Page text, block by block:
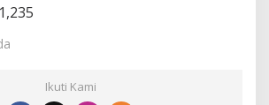
1,235
Ikuti Kami